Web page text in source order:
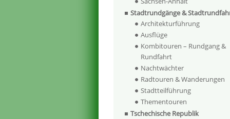
Stadtrundgänge &
Architekturführung
Ausflüge
Kombitouren – Rundgang &
Rundfahrt
Nachtwächter
Radtouren & Wanderungen
Stadtteilführung
Thementouren
Tschechische Republik